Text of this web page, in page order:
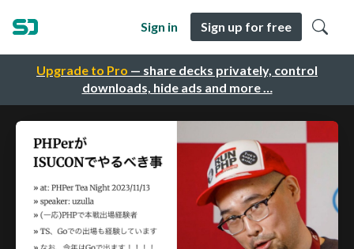
Upgrade to Pro — share decks privately, control
downloads, hide ads and more …
Sign in Sign up for free